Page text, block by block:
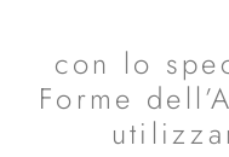
con lo
Forme